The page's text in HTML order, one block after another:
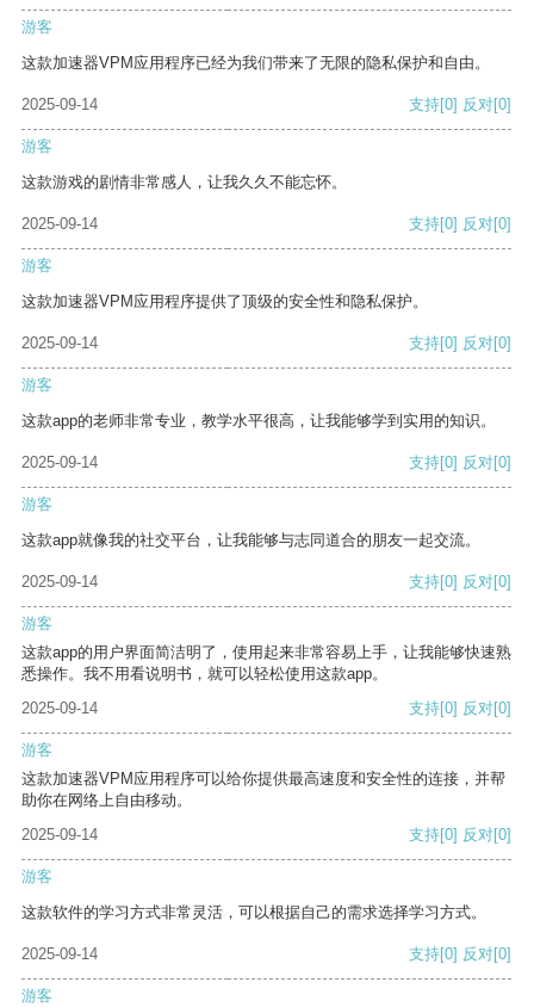
游客
这款加速器VPM应用程序已经为我们带来了无限的隐私保护和自由。
2025-09-14 支持[0] 反对[0]
游客
这款游戏的剧情非常感人，让我久久不能忘怀。
2025-09-14 支持[0] 反对[0]
游客
这款加速器VPM应用程序提供了顶级的安全性和隐私保护。
2025-09-14 支持[0] 反对[0]
游客
这款app的老师非常专业，教学水平很高，让我能够学到实用的知识。
2025-09-14 支持[0] 反对[0]
游客
这款app就像我的社交平台，让我能够与志同道合的朋友一起交流。
2025-09-14 支持[0] 反对[0]
游客
这款app的用户界面简洁明了，使用起来非常容易上手，让我能够快速熟
悉操作。我不用看说明书，就可以轻松使用这款app。
2025-09-14
支持[0] 反对[0]
游客
这款加速器VPM应用程序可以给你提供最高速度和安全性的连接，并帮
助你在网络上自由移动。
2025-09-14
支持[0] 反对[0]
游客
这款软件的学习方式非常灵活，可以根据自己的需求选择学习方式。
2025-09-14 支持[0] 反对[0]
游客